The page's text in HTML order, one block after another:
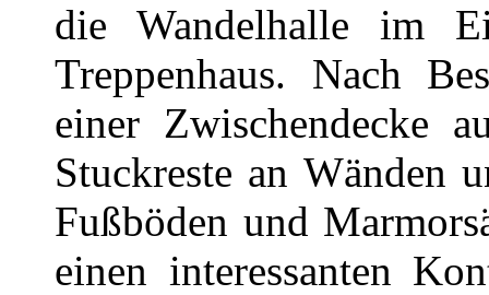
die Wandelhalle im
Treppenhaus. Nach
einer Zwischendecke
Stuckreste an Wänden
Fußböden und
einen interessanten